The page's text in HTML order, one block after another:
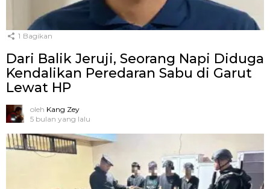
1 Bagikan
Dari Balik Jeruji, Seorang Napi Diduga
Kendalikan Peredaran Sabu di Garut
Lewat HP
oleh Kang Zey
5 bulan yang lalu